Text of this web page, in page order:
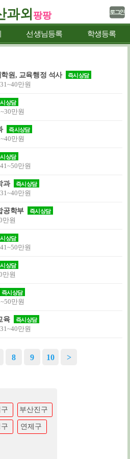
과외 팡팡
선생님등록 학생등록
원, 교육행정 석사 즉시상담
만원
상담
만원
즉시상담
만원
상담
만원
과 즉시상담
만원
공학부 즉시상담
만원
상담
만원
상담
만원
즉시상담
만원
육 즉시상담
만원
8 9 10 >
부산진구
연제구